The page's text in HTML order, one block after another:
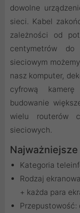
dowolne
sieci. Kabel
zależności od
centymetrów
sieciowym
nasz komputer,
cyfrową
budowanie
wielu routerów
sieciowych.
Kategoria
Rodzaj
+ każda para
Przepustowość: